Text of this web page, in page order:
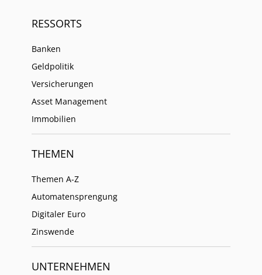
RESSORTS
Banken
Geldpolitik
Versicherungen
Asset Management
Immobilien
THEMEN
Themen A-Z
Automatensprengung
Digitaler Euro
Zinswende
UNTERNEHMEN